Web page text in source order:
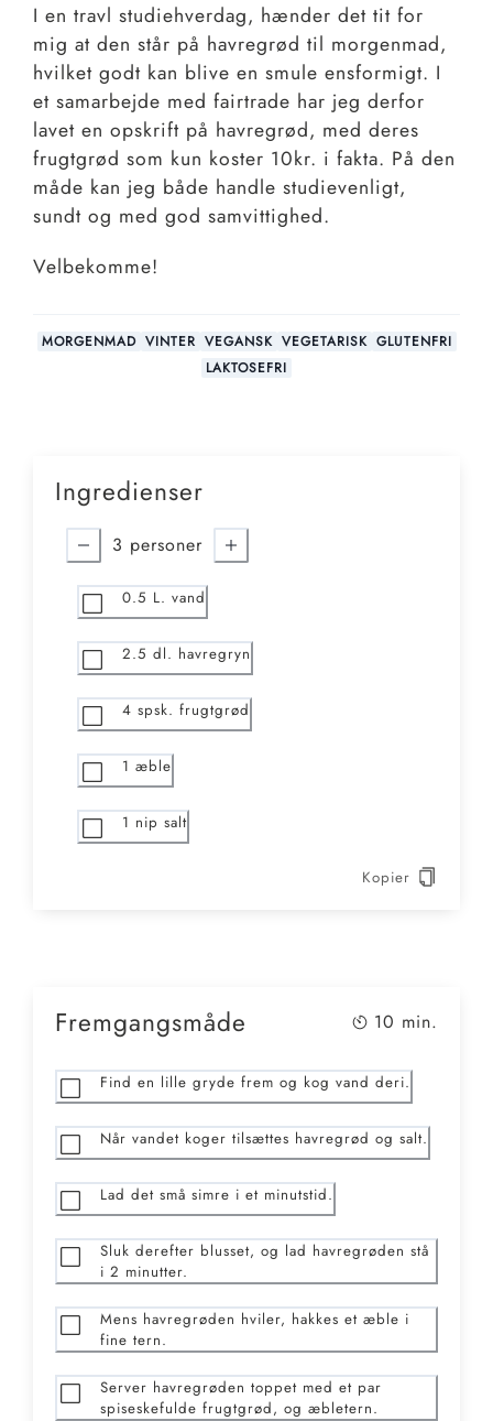
I en travl studiehverdag, hænder det tit for
mig at den står på havregrød til morgenmad,
hvilket godt kan blive en smule ensformigt. I
et samarbejde med fairtrade har jeg derfor
lavet en opskrift på havregrød, med deres
frugtgrød som kun koster 10kr. i fakta. På den
måde kan jeg både handle studievenligt,
sundt og med god samvittighed.
Velbekomme!
MORGENMAD VINTER VEGANSK VEGETARISK GLUTENFRI
LAKTOSEFRI
Ingredienser
3 personer
0.5 L. vand
2.5 dl. havregryn
4 spsk. frugtgrød
1 æble
1 nip salt
Kopier
Fremgangsmåde 10 min.
Find en lille gryde frem og kog vand deri.
Når vandet koger tilsættes havregrød og salt.
Lad det små simre i et minutstid.
Sluk derefter blusset, og lad havregrøden stå
i 2 minutter.
Mens havregrøden hviler, hakkes et æble i
fine tern.
Server havregrøden toppet med et par
spiseskefulde frugtgrød, og æbletern.